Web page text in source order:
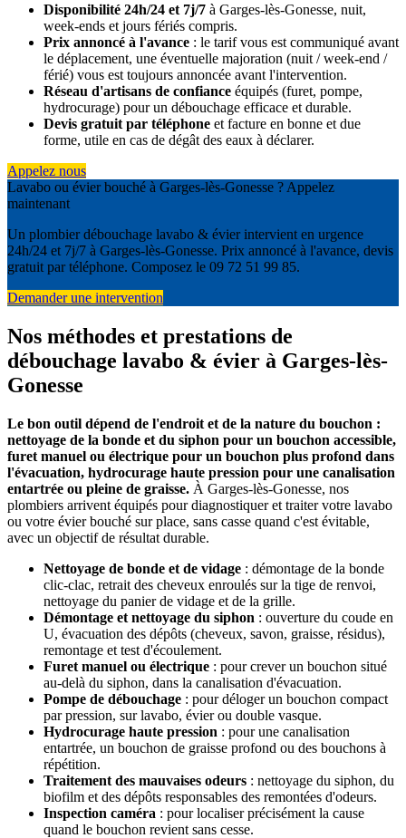
Disponibilité 24h/24 et 7j/7 à Garges-lès-Gonesse, nuit,
week-ends et jours fériés compris.
Prix annoncé à l'avance : le tarif vous est communiqué avant
le déplacement, une éventuelle majoration (nuit / week-end /
férié) vous est toujours annoncée avant l'intervention.
Réseau d'artisans de confiance équipés (furet, pompe,
hydrocurage) pour un débouchage efficace et durable.
Devis gratuit par téléphone et facture en bonne et due
forme, utile en cas de dégât des eaux à déclarer.
Appelez nous
Lavabo ou évier bouché à Garges-lès-Gonesse ? Appelez
maintenant
Un plombier débouchage lavabo & évier intervient en urgence
24h/24 et 7j/7 à Garges-lès-Gonesse. Prix annoncé à l'avance, devis
gratuit par téléphone. Composez le 09 72 51 99 85.
Demander une intervention
Nos méthodes et prestations de
débouchage lavabo & évier à Garges-lès-
Gonesse
Le bon outil dépend de l'endroit et de la nature du bouchon :
nettoyage de la bonde et du siphon pour un bouchon accessible,
furet manuel ou électrique pour un bouchon plus profond dans
l'évacuation, hydrocurage haute pression pour une canalisation
entartrée ou pleine de graisse. À Garges-lès-Gonesse, nos
plombiers arrivent équipés pour diagnostiquer et traiter votre lavabo
ou votre évier bouché sur place, sans casse quand c'est évitable,
avec un objectif de résultat durable.
Nettoyage de bonde et de vidage : démontage de la bonde
clic-clac, retrait des cheveux enroulés sur la tige de renvoi,
nettoyage du panier de vidage et de la grille.
Démontage et nettoyage du siphon : ouverture du coude en
U, évacuation des dépôts (cheveux, savon, graisse, résidus),
remontage et test d'écoulement.
Furet manuel ou électrique : pour crever un bouchon situé
au-delà du siphon, dans la canalisation d'évacuation.
Pompe de débouchage : pour déloger un bouchon compact
par pression, sur lavabo, évier ou double vasque.
Hydrocurage haute pression : pour une canalisation
entartrée, un bouchon de graisse profond ou des bouchons à
répétition.
Traitement des mauvaises odeurs : nettoyage du siphon, du
biofilm et des dépôts responsables des remontées d'odeurs.
Inspection caméra : pour localiser précisément la cause
quand le bouchon revient sans cesse.